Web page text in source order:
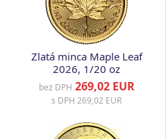
Zlatá minca Maple Leaf
2026, 1/20 oz
bez DPH 269,02 EUR
s DPH 269,02 EUR